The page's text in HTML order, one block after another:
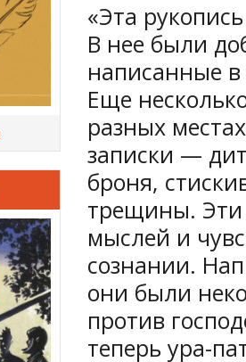
«Эта
В нее были
написанные в
Еще
разных
записки —
броня,
трещины.
мыслей и
сознании.
они были
против
теперь ура-